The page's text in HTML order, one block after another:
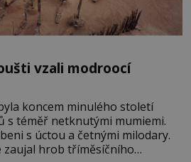
vzali modroocí
koncem minulého století
s téměř netknutými mumiemi.
s úctou a četnými milodary.
zaujal hrob tříměsíčního